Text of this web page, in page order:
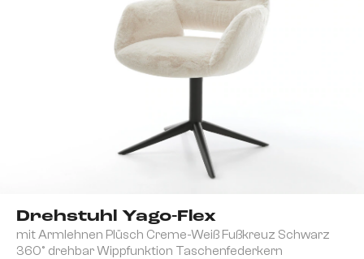
Drehstuhl Yago-Flex
mit Armlehnen Plüsch Creme-Weiß Fußkreuz Schwarz
360° drehbar Wippfunktion Taschenfederkern